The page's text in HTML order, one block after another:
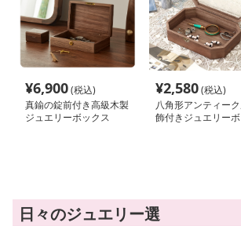
¥6,900(税込)
真鍮の錠前付き高級木製
ジュエリーボックス
¥2,580(税込)
八角形アンティー
飾付きジュエリー
日々のジュエリー選